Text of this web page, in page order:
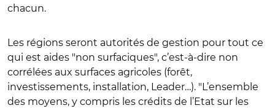
chacun.
Les régions seront autorités de gestion pour tout ce
qui est aides "non surfaciques", c’est-à-dire non
corrélées aux surfaces agricoles (forêt,
investissements, installation, Leader…). "L’ensemble
des moyens, y compris les crédits de l’Etat sur les